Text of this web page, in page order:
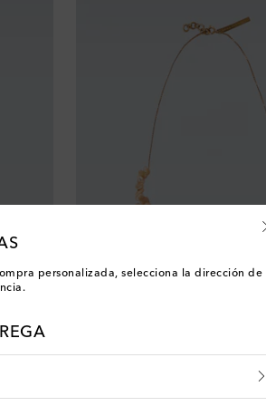
personalizada, selecciona la dirección de